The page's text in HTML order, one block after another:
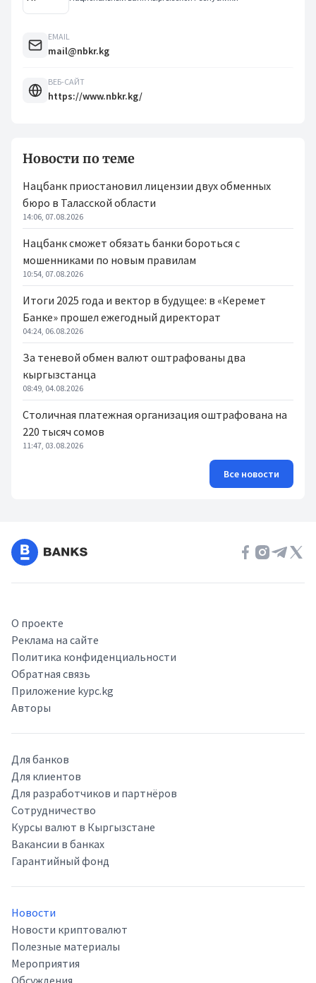
EMAIL
mail@nbkr.kg
ВЕБ-САЙТ
https://www.nbkr.kg/
Новости по теме
Нацбанк приостановил лицензии двух обменных
бюро в Таласской области
14:06, 07.08.2026
Нацбанк сможет обязать банки бороться с
мошенниками по новым правилам
10:54, 07.08.2026
Итоги 2025 года и вектор в будущее: в «Керемет
Банке» прошел ежегодный директорат
04:24, 06.08.2026
За теневой обмен валют оштрафованы два
кыргызстанца
08:49, 04.08.2026
Столичная платежная организация оштрафована на
220 тысяч сомов
11:47, 03.08.2026
Все новости
О проекте
Реклама на сайте
Политика конфиденциальности
Обратная связь
Приложение kypc.kg
Авторы
Для банков
Для клиентов
Для разработчиков и партнёров
Сотрудничество
Курсы валют в Кыргызстане
Вакансии в банках
Гарантийный фонд
Новости
Новости криптовалют
Полезные материалы
Мероприятия
Обсуждения